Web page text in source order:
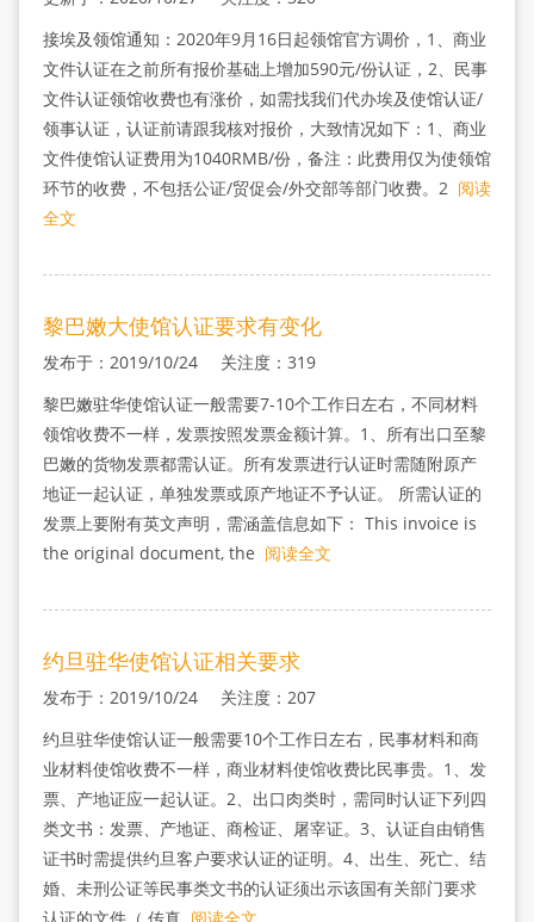
接埃及领馆通知：2020年9月16日起领馆官方调价，1、商业
文件认证在之前所有报价基础上增加590元/份认证，2、民事
文件认证领馆收费也有涨价，如需找我们代办埃及使馆认证/
领事认证，认证前请跟我核对报价，大致情况如下：1、商业
文件使馆认证费用为1040RMB/份，备注：此费用仅为使领馆
环节的收费，不包括公证/贸促会/外交部等部门收费。2 阅读
全文
黎巴嫩大使馆认证要求有变化
发布于：2019/10/24 关注度：319
黎巴嫩驻华使馆认证一般需要7-10个工作日左右，不同材料
领馆收费不一样，发票按照发票金额计算。1、所有出口至黎
巴嫩的货物发票都需认证。所有发票进行认证时需随附原产
地证一起认证，单独发票或原产地证不予认证。 所需认证的
发票上要附有英文声明，需涵盖信息如下： This invoice is
the original document, the 阅读全文
约旦驻华使馆认证相关要求
发布于：2019/10/24 关注度：207
约旦驻华使馆认证一般需要10个工作日左右，民事材料和商
业材料使馆收费不一样，商业材料使馆收费比民事贵。1、发
票、产地证应一起认证。2、出口肉类时，需同时认证下列四
类文书：发票、产地证、商检证、屠宰证。3、认证自由销售
证书时需提供约旦客户要求认证的证明。4、出生、死亡、结
婚、未刑公证等民事类文书的认证须出示该国有关部门要求